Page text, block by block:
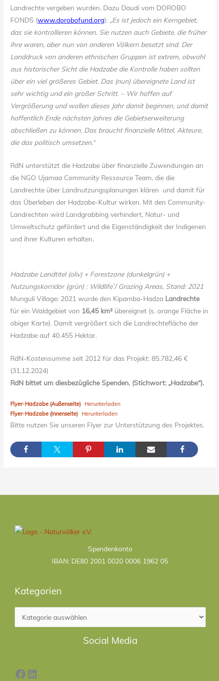
Landrechte vergeben wurden. Dazu Daudi vom DOROBO
FONDS (www.dorobofund.org): „Es ist jedoch ein Kerngebiet,
das sie kontrollieren können. Sie nutzen auch Gebiete, die früher
ihre waren, aber nun von anderen Völkern besetzt sind. Der
Landdruck von anderen ethnischen Gruppen ist extrem, obwohl
aus historischer Sicht die Hadzabe die Kontrolle haben sollten
über ein viel größeres Gebiet. Das (nun) übereignete Land ist
sehr wichtig und ein großer Schritt. – Wir hoffen auf
Vergrößerung und wollen dieses Jahr damit beginnen, und damit
hoffentlich Ende nächsten Jahres die Gebietserweiterung
abschließen zu können. Das braucht finanzielle Mittel, Akteure,
die das politisch umsetzen.“
RdN unterstützt die Hadzabe über finanzielle Zuwendungen an
die NGO Ujamaa Community Ressource Team, die die
Landrechte über Landnutzungsplanungen klären und damit für
das Überleben der Hadzabe-Kultur wirken. Mit den Community-
Landrechten wird Landgrabbing verhindert, Natur- und
Umweltschutz gefördert und die Eigenständigkeit der Indigenen
und ihrer Kulturen erhalten.
Hadzabe Landtitel (oliv) + Forestzone (dunkelgrün) +
Nutzungskorridor (grün) : Wildlife`/ Grazing Areas, Stand: 2021
Munguli Village: 2021 wurde den Kipamba-Hadza Landrechte
für ein Waldgebiet von 16,45 km² übereignet (s. orange Fläche in
obiger Karte). Damit vergrößert sich die Landrechtefläche der
Hadzabe auf 40.455 Hektar.
RdN-Kostensumme seit 2012 für das Projekt: 85.782,46 €
(31.12.2024)
RdN bittet um diesbezügliche Spenden. (Stichwort: „Hadzabe“).
Flyer-Hadzabe (Außenseite)
Herunterladen
Flyer-Hadzabe (Innenseite)
Herunterladen
Bitte nutzen Sie unseren Flyer zur Unterstützung des Projektes.
Spendenkonto
IBAN: DE80 2001 0020 0006 1962 05
Kategorien
Social Media
Facebook
LinkedIn